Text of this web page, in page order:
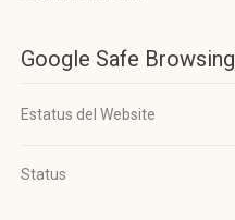
Google Safe Browsing
Estatus del Website
Status